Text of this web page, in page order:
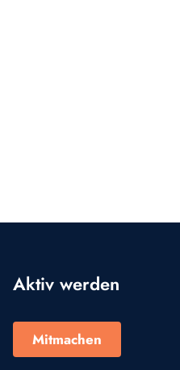
Aktiv werden
Mitmachen